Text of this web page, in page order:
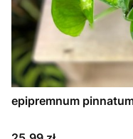
epipremnum